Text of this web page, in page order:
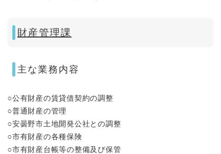
財産管理課
主な業務内容
○公有財産の賃貸借契約の調整
○普通財産の管理
○安曇野市土地開発公社との調整
○市有財産の各種保険
○市有財産台帳等の整備及び保管